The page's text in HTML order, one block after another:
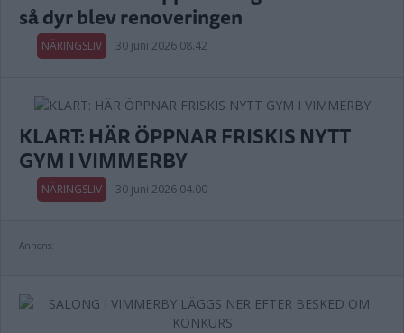
så dyr blev renoveringen
NÄRINGSLIV 30 juni 2026 08.42
KLART: HÄR ÖPPNAR FRISKIS NYTT
GYM I VIMMERBY
NÄRINGSLIV 30 juni 2026 04.00
Annons: